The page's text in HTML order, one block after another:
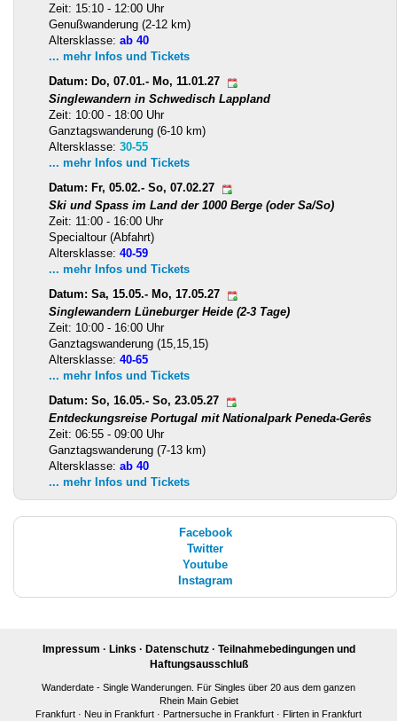
Zeit: 15:10 - 12:00 Uhr
Genußwanderung (2-12 km)
Altersklasse: ab 40
... mehr Infos und Tickets
Datum: Do, 07.01.- Mo, 11.01.27
Singlewandern in Schwedisch Lappland
Zeit: 10:00 - 18:00 Uhr
Ganztagswanderung (6-10 km)
Altersklasse: 30-55
... mehr Infos und Tickets
Datum: Fr, 05.02.- So, 07.02.27
Ski und Spass im Land der 1000 Berge (oder Sa/So)
Zeit: 11:00 - 16:00 Uhr
Specialtour (Abfahrt)
Altersklasse: 40-59
... mehr Infos und Tickets
Datum: Sa, 15.05.- Mo, 17.05.27
Singlewandern Lüneburger Heide (2-3 Tage)
Zeit: 10:00 - 16:00 Uhr
Ganztagswanderung (15,15,15)
Altersklasse: 40-65
... mehr Infos und Tickets
Datum: So, 16.05.- So, 23.05.27
Entdeckungsreise Portugal mit Nationalpark Peneda-Gerês
Zeit: 06:55 - 09:00 Uhr
Ganztagswanderung (7-13 km)
Altersklasse: ab 40
... mehr Infos und Tickets
Facebook
Twitter
Youtube
Instagram
Impressum · Links · Datenschutz· Teilnahmebedingungen und
Haftungsausschluß
Wanderdate - Single Wanderungen. Für Singles über 20 aus dem ganzen
Rhein Main Gebiet
Frankfurt · Neu in Frankfurt · Partnersuche in Frankfurt · Flirten in Frankfurt